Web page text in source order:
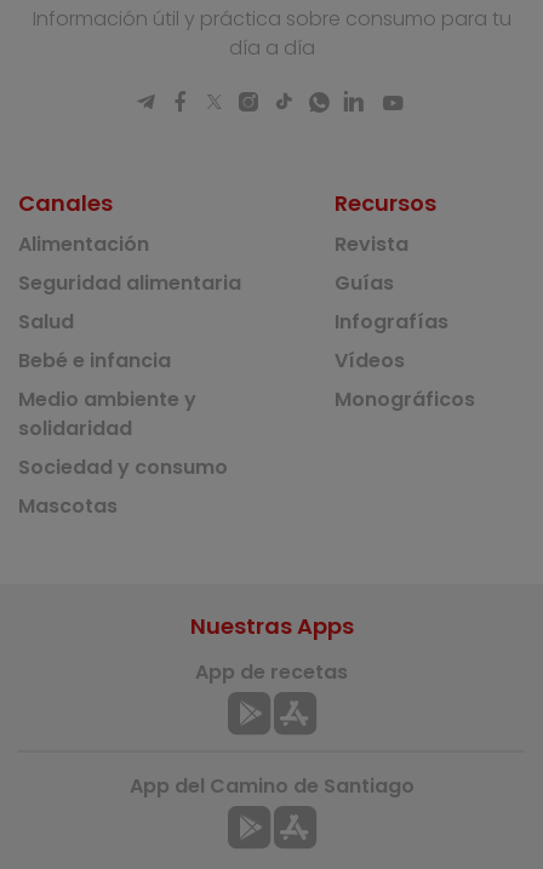
Información útil y práctica sobre consumo para tu
día a día
Canales
Alimentación
Seguridad alimentaria
Salud
Bebé e infancia
Medio ambiente y
solidaridad
Sociedad y consumo
Mascotas
Recursos
Revista
Guías
Infografías
Vídeos
Monográficos
Nuestras Apps
App de recetas
App del Camino de Santiago